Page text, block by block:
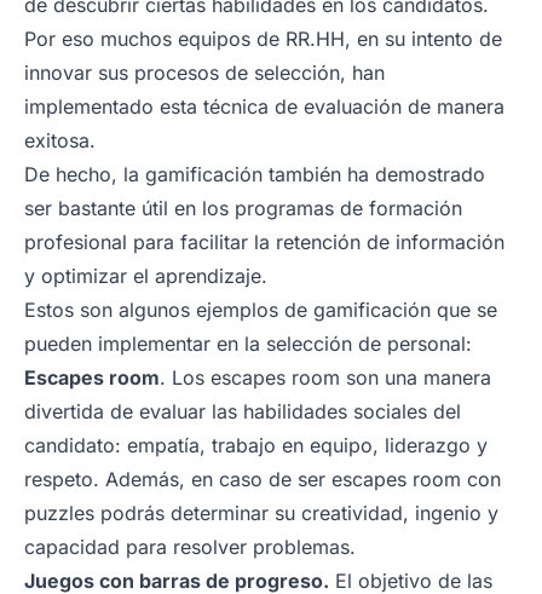
Por eso muchos equipos de RR.HH, en su intento de
innovar sus procesos de selección, han
implementado esta técnica de evaluación de manera
exitosa.
De hecho, la gamificación también ha demostrado
ser bastante útil en los programas de formación
profesional para facilitar la retención de información
y optimizar el aprendizaje.
Estos son algunos ejemplos de gamificación que se
pueden implementar en la selección de personal:
Escapes room. Los escapes room son una manera
divertida de evaluar las habilidades sociales del
candidato: empatía, trabajo en equipo, liderazgo y
respeto. Además, en caso de ser escapes room con
puzzles podrás determinar su creatividad, ingenio y
capacidad para resolver problemas.
Juegos con barras de progreso. El objetivo de las